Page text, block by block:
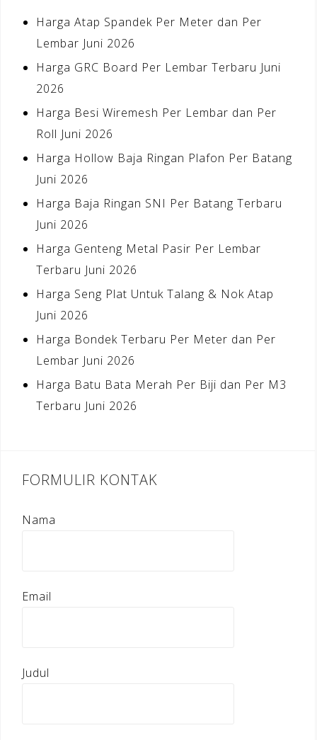
Harga Atap Spandek Per Meter dan Per
Lembar Juni 2026
Harga GRC Board Per Lembar Terbaru Juni
2026
Harga Besi Wiremesh Per Lembar dan Per
Roll Juni 2026
Harga Hollow Baja Ringan Plafon Per Batang
Juni 2026
Harga Baja Ringan SNI Per Batang Terbaru
Juni 2026
Harga Genteng Metal Pasir Per Lembar
Terbaru Juni 2026
Harga Seng Plat Untuk Talang & Nok Atap
Juni 2026
Harga Bondek Terbaru Per Meter dan Per
Lembar Juni 2026
Harga Batu Bata Merah Per Biji dan Per M3
Terbaru Juni 2026
FORMULIR KONTAK
Nama
Email
Judul